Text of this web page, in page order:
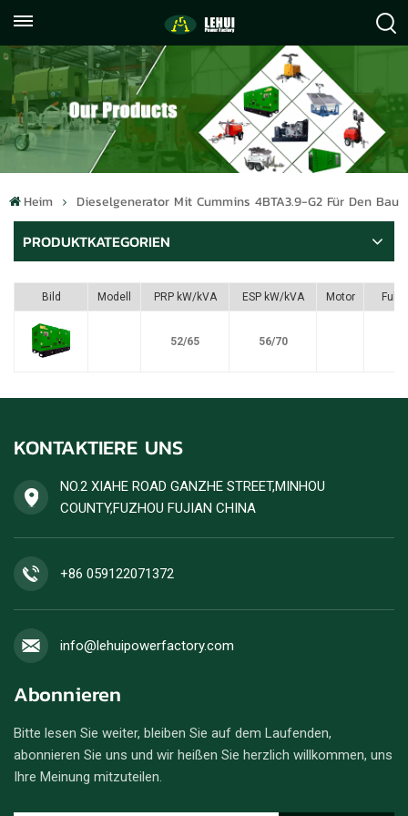
059122071372
info@lehuipowerfactory.com
Heim Dieselgenerator Mit Cummins 4BTA3.9-G2 Für Den Bau
PRODUKTKATEGORIEN
Bild Modell PRP kW/kVA ESP kW/kVA Motor Fule
52/65 56/70
KONTAKTIERE UNS
NO.2 XIAHE ROAD GANZHE STREET,MINHOU
COUNTY,FUZHOU FUJIAN CHINA
+86 059122071372
info@lehuipowerfactory.com
Abonnieren
Bitte lesen Sie weiter, bleiben Sie auf dem Laufenden,
abonnieren Sie uns und wir heißen Sie herzlich willkommen, uns
Ihre Meinung mitzuteilen.